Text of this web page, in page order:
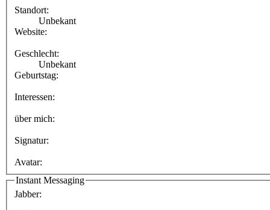
Standort:
Unbekant
Website:
Geschlecht:
Unbekant
Geburtstag:
Interessen:
über mich:
Signatur:
Avatar:
Instant Messaging
Jabber: